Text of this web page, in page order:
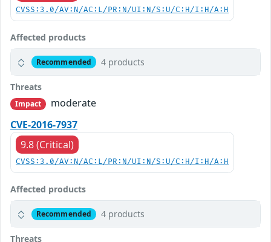
CVSS:3.0/AV:N/AC:L/PR:N/UI:N/S:U/C:H/I:H/A:H
Affected products
Recommended 4 products
Threats
Impact
moderate
CVE-2016-7937
9.8 (Critical)
CVSS:3.0/AV:N/AC:L/PR:N/UI:N/S:U/C:H/I:H/A:H
Affected products
Recommended 4 products
Threats